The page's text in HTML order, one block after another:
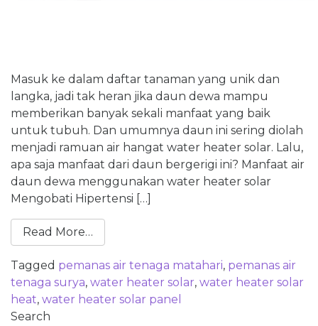
Masuk ke dalam daftar tanaman yang unik dan
langka, jadi tak heran jika daun dewa mampu
memberikan banyak sekali manfaat yang baik
untuk tubuh. Dan umumnya daun ini sering diolah
menjadi ramuan air hangat water heater solar. Lalu,
apa saja manfaat dari daun bergerigi ini? Manfaat air
daun dewa menggunakan water heater solar
Mengobati Hipertensi […]
Read More…
Tagged pemanas air tenaga matahari, pemanas air
tenaga surya, water heater solar, water heater solar
heat, water heater solar panel
Search